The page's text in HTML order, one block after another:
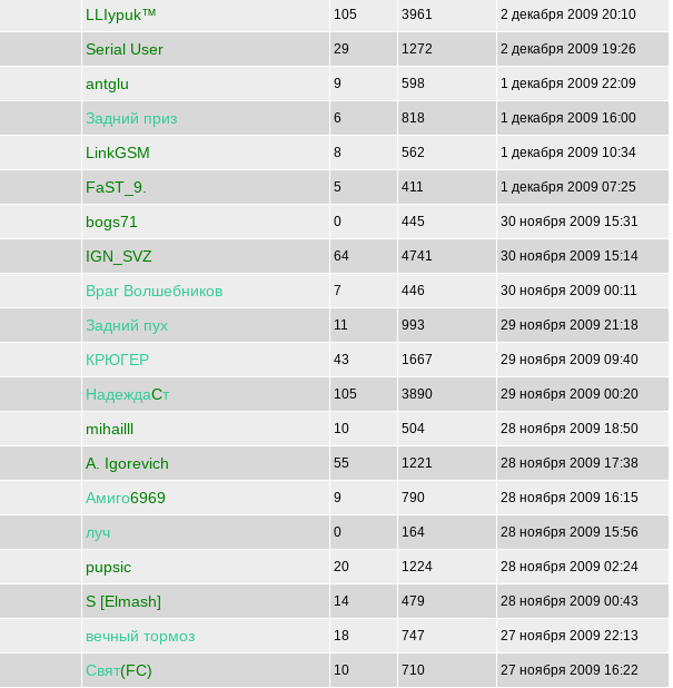
LLIypuk™ 105 3961 2 декабря 2009 20:10
Serial User 29 1272 2 декабря 2009 19:26
antglu 9 598 1 декабря 2009 22:09
Задний приз 6 818 1 декабря 2009 16:00
LinkGSM 8 562 1 декабря 2009 10:34
FaST_9. 5 411 1 декабря 2009 07:25
bogs71 0 445 30 ноября 2009 15:31
IGN_SVZ 64 4741 30 ноября 2009 15:14
Враг Волшебников 7 446 30 ноября 2009 00:11
Задний пух 11 993 29 ноября 2009 21:18
КРЮГЕР 43 1667 29 ноября 2009 09:40
НадеждаCт 105 3890 29 ноября 2009 00:20
mihailll 10 504 28 ноября 2009 18:50
A. Igorevich 55 1221 28 ноября 2009 17:38
Амиго6969 9 790 28 ноября 2009 16:15
луч 0 164 28 ноября 2009 15:56
pupsic 20 1224 28 ноября 2009 02:24
S [Elmash] 14 479 28 ноября 2009 00:43
вечный тормоз 18 747 27 ноября 2009 22:13
Свят(FC) 10 710 27 ноября 2009 16:22